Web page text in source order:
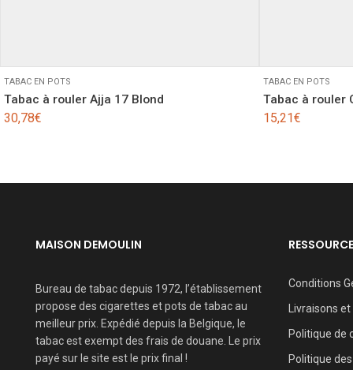
TABAC EN POTS
Tabac à rouler Ajja 17 Blond
30,78€
TABAC EN POTS
Tabac à rouler
15,21€
MAISON DEMOULIN
Bureau de tabac depuis 1972, l’établissement
propose des cigarettes et pots de tabac au
meilleur prix. Expédié depuis la Belgique, le
tabac est exempt des frais de douane. Le prix
payé sur le site est le prix final !
Conditions
Livraisons
Politique de
Politique